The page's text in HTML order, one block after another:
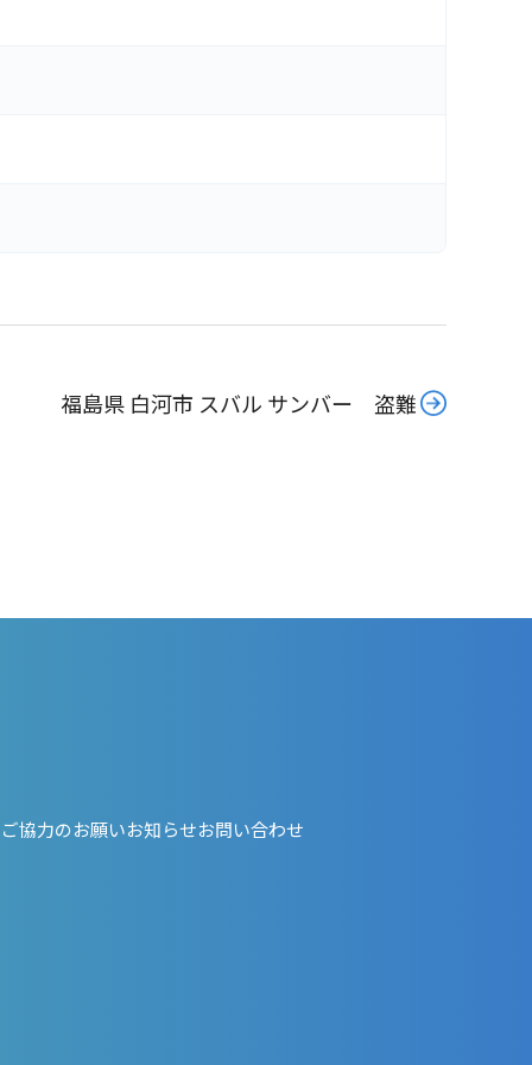
福島県 白河市 スバル サンバー 盗難
協力のお願いお知らせお問い合わせ